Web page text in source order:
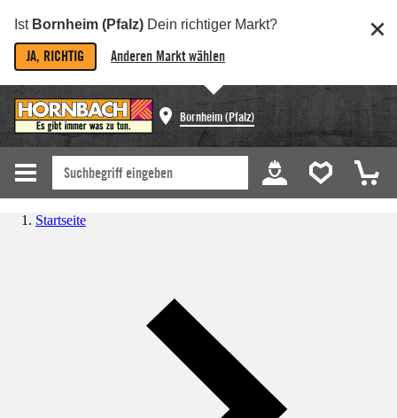
Ist Bornheim (Pfalz) Dein richtiger Markt?
JA, RICHTIG Anderen Markt wählen
Bornheim (Pfalz)
Startseite